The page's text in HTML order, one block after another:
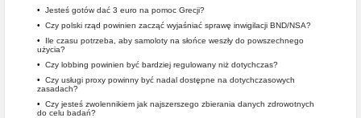
• Jesteś gotów dać 3 euro na pomoc Grecji?
• Czy polski rząd powinien zacząć wyjaśniać sprawę inwigilacji BND/NSA?
• Ile czasu potrzeba, aby samoloty na słońce weszły do powszechnego
użycia?
• Czy lobbing powinien być bardziej regulowany niż dotychczas?
• Czy usługi proxy powinny być nadal dostępne na dotychczasowych
zasadach?
• Czy jesteś zwolennikiem jak najszerszego zbierania danych zdrowotnych
do celu badań?